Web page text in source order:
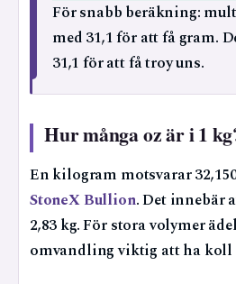
För snabb beräkning:
med 31,1 för att få gram.
31,1 för att få troy uns.
Hur många oz är i 1
En kilogram motsvarar
StoneX Bullion. Det innebär
2,83 kg. För stora volymer
omvandling viktig att ha koll